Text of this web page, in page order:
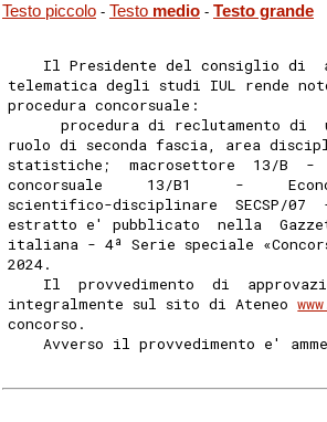
Testo piccolo - Testo medio - Testo grande
Il Presidente del consiglio di
telematica degli studi IUL rende
procedura concorsuale:
procedura di reclutamento di
ruolo di seconda fascia, area
statistiche;  macrosettore  13/B  -
concorsuale     13/B1     -
scientifico-disciplinare  SECSP/
estratto e' pubblicato  nella
italiana - 4ª Serie speciale
2024.
Il  provvedimento  di
integralmente sul sito di Ateneo
concorso.
Avverso il provvedimento e'